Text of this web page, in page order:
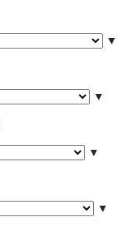
▼
▼
▼
▼